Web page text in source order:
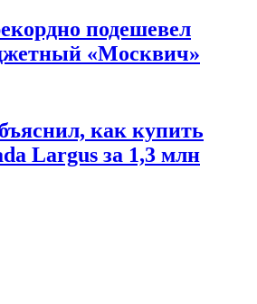
подешевел
«Москвич»
как купить
Largus за 1,3 млн